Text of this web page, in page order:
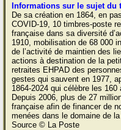
Informations sur le sujet du
De sa création en 1864, en
COVID-19, 10 timbres-poste
française dans sa diversité
1910, mobilisation de 68 000
de l’activité de maintien des
actions à destination de la
retraites EHPAD des
gestes qui sauvent en 1977,
1864-2024 qui célèbre les
Depuis 2006, plus de 27
française afin de financer de
menées dans le domaine de
Source © La Poste